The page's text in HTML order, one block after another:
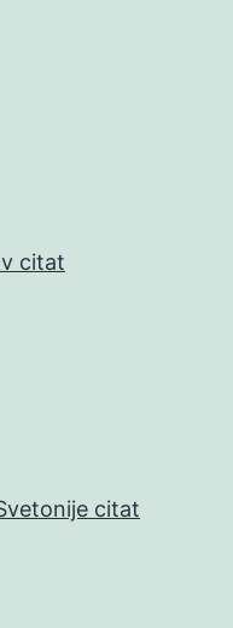
citat
citat